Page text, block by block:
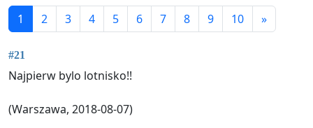
1 2 3 4 5 6 7 8 9 10 »
#21
Najpierw bylo lotnisko!!
(Warszawa, 2018-08-07)